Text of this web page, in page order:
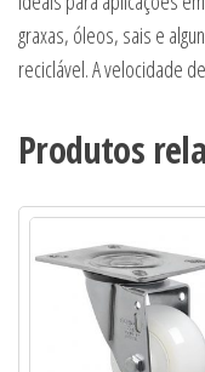
graxas, óleos, sais e
reciclável. A velocidade
Produtos